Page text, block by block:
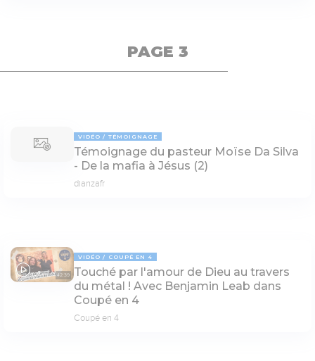
PAGE 3
VIDÉO TÉMOIGNAGE
Témoignage du pasteur Moïse Da Silva
- De la mafia à Jésus (2)
dianzafr
42:39
VIDÉO COUPÉ EN 4
Touché par l'amour de Dieu au travers
du métal ! Avec Benjamin Leab dans
Coupé en 4
Coupé en 4